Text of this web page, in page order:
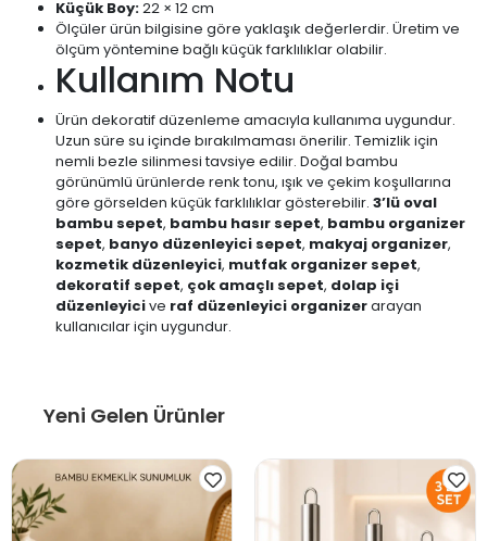
Küçük Boy:22 × 12 cm
Ölçüler ürün bilgisine göre yaklaşık değerlerdir. Üretim ve
ölçüm yöntemine bağlı küçük farklılıklar olabilir.
Kullanım Notu
Ürün dekoratif düzenleme amacıyla kullanıma uygundur.
Uzun süre su içinde bırakılmaması önerilir. Temizlik için
nemli bezle silinmesi tavsiye edilir. Doğal bambu
görünümlü ürünlerde renk tonu, ışık ve çekim koşullarına
göre görselden küçük farklılıklar gösterebilir. 3’lü oval
bambu sepet, bambu hasır sepet, bambu organizer
sepet, banyo düzenleyici sepet, makyaj organizer,
kozmetik düzenleyici, mutfak organizer sepet,
dekoratif sepet, çok amaçlı sepet, dolap içi
düzenleyicive raf düzenleyici organizerarayan
kullanıcılar için uygundur.
Yeni Gelen Ürünler